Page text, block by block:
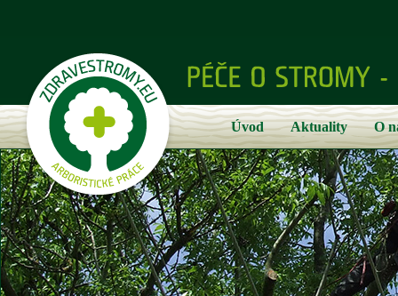
Úvod Aktuality O